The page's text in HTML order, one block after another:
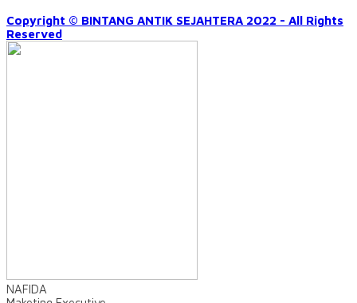
Copyright © BINTANG ANTIK SEJAHTERA 2022 - All Rights
Reserved
NAFIDA